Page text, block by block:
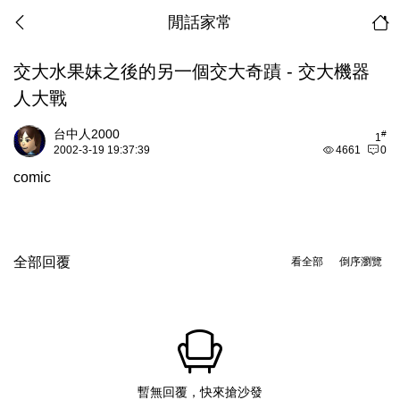
閒話家常
交大水果妹之後的另一個交大奇蹟 - 交大機器
人大戰
1#
台中人2000
4661 0
2002-3-19 19:37:39
comic
倒序瀏覽
看全部
全部回覆
暫無回覆，快來搶沙發